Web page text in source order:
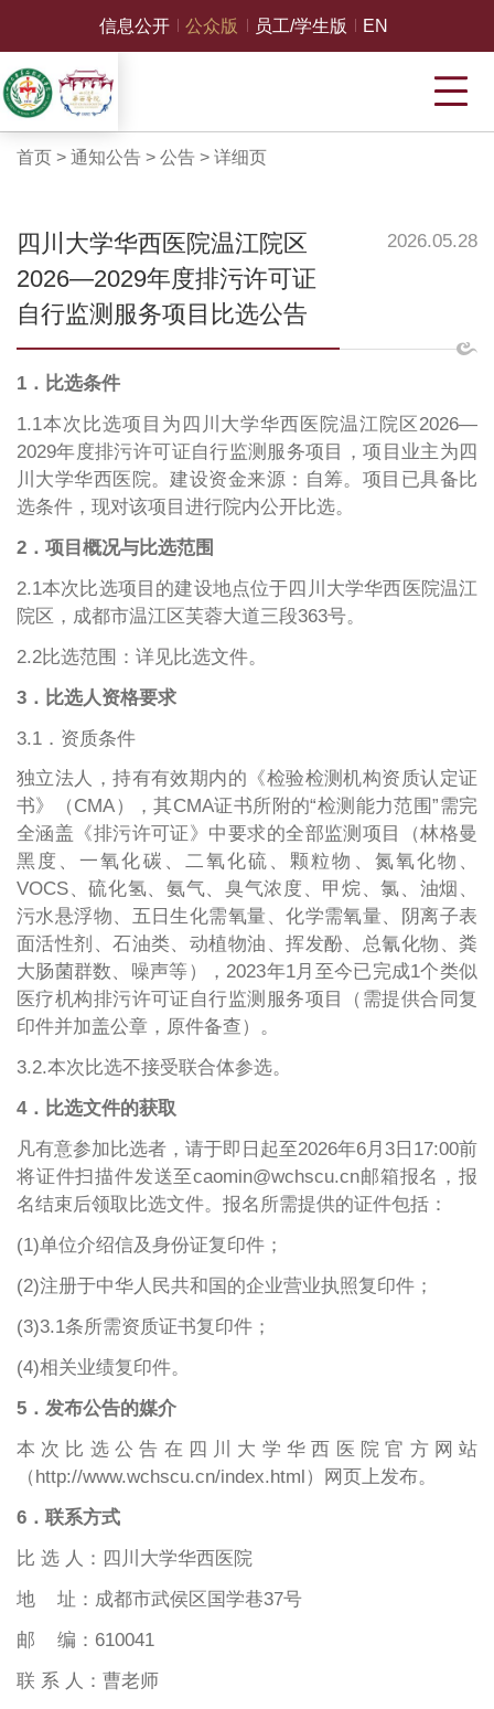
信息公开 公众版 员工/学生版 EN
首页 > 通知公告> 公告> 详细页
四川大学华西医院温江院区
2026—2029年度排污许可证
自行监测服务项目比选公告
2026.05.28
1．比选条件
1.1本次比选项目为四川大学华西医院温江院区2026—
2029年度排污许可证自行监测服务项目，项目业主为四
川大学华西医院。建设资金来源：自筹。项目已具备比
选条件，现对该项目进行院内公开比选。
2．项目概况与比选范围
2.1本次比选项目的建设地点位于四川大学华西医院温江
院区，成都市温江区芙蓉大道三段363号。
2.2比选范围：详见比选文件。
3．比选人资格要求
3.1．资质条件
独立法人，持有有效期内的《检验检测机构资质认定证
书》（CMA），其CMA证书所附的“检测能力范围”需完
全涵盖《排污许可证》中要求的全部监测项目（林格曼
黑度、一氧化碳、二氧化硫、颗粒物、氮氧化物、
VOCS、硫化氢、氨气、臭气浓度、甲烷、氯、油烟、
污水悬浮物、五日生化需氧量、化学需氧量、阴离子表
面活性剂、石油类、动植物油、挥发酚、总氰化物、粪
大肠菌群数、噪声等），2023年1月至今已完成1个类似
医疗机构排污许可证自行监测服务项目（需提供合同复
印件并加盖公章，原件备查）。
3.2.本次比选不接受联合体参选。
4．比选文件的获取
凡有意参加比选者，请于即日起 至2026年6月3日17:00前
将证件扫描件发送至caomin@wchscu.cn邮箱报名，报
名结束后领取比选文件。报名所需提供的证件包括：
(1)单位介绍信及身份证复印件；
(2)注册于中华人民共和国的企业营业执照复印件；
(3)3.1条所需资质证书复印件；
(4)相关业绩复印件。
5．发布公告的媒介
本次比选公告在四川大学华西医院官方网站
（http://www.wchscu.cn/index.html）网页上发布。
6．联系方式
比 选 人：四川大学华西医院
地 址：成都市武侯区国学巷37号
邮 编：610041
联 系 人： 曹老师